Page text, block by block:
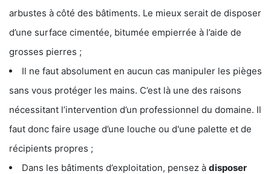
arbustes à côté des bâtiments. Le mieux serait de disposer
d’une surface cimentée, bitumée empierrée à l’aide de
grosses pierres ;
Il ne faut absolument en aucun cas manipuler les pièges
sans vous protéger les mains. C’est là une des raisons
nécessitant l’intervention d’un professionnel du domaine. Il
faut donc faire usage d’une louche ou d'une palette et de
récipients propres ;
Dans les bâtiments d’exploitation, pensez à disposer